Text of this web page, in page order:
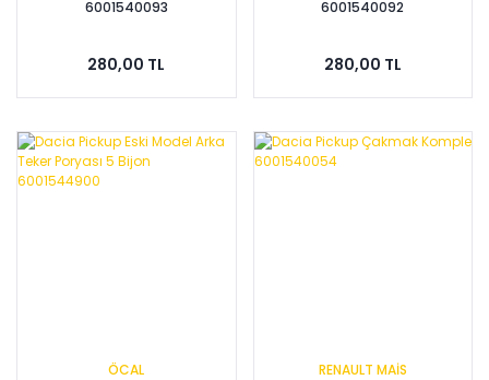
6001540093
280,00 TL
6001540092
280,00 TL
ÖCAL
RENAULT MAİS